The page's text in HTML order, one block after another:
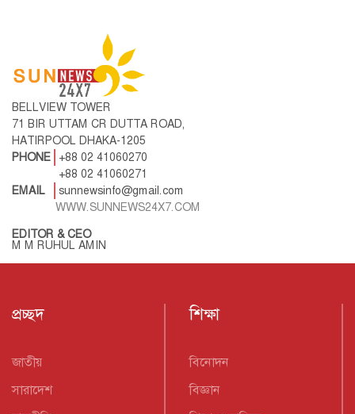
BELLVIEW TOWER
71 BIR UTTAM CR DUTTA ROAD,
HATIRPOOL DHAKA-1205
PHONE
+88 02 41060270
+88 02 41060271
EMAIL
sunnewsinfo@gmail.com
WWW.SUNNEWS24X7.COM
EDITOR & CEO
M M RUHUL AMIN
প্রচ্ছদ
জাতীয়
সারাদেশ
শিক্ষা
বিনোদন
বিজ্ঞান